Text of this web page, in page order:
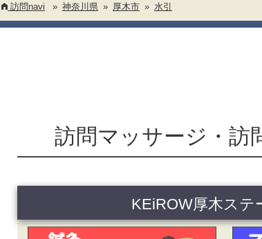
訪問navi » 神奈川県 » 厚木市 » 水引
訪問マッサージ・訪
KEiROW厚木ステ